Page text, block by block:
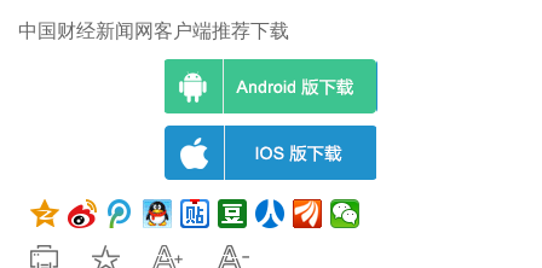
中国财经新闻网客户端推荐下载